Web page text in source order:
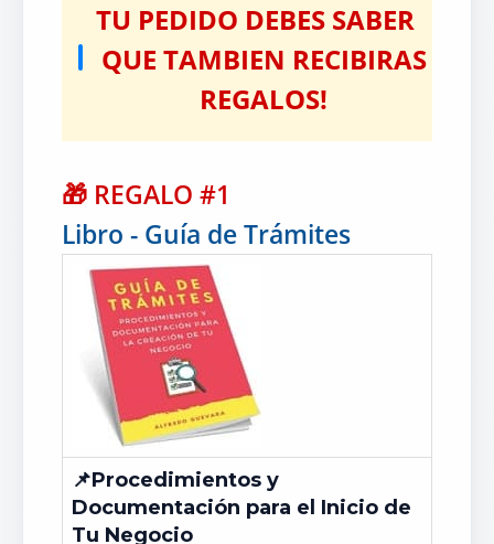
TU PEDIDO DEBES SABER
QUE TAMBIEN RECIBIRAS
REGALOS!
🎁 REGALO #1
Libro - Guía de Trámites
📌Procedimientos y
Documentación para el Inicio de
Tu Negocio